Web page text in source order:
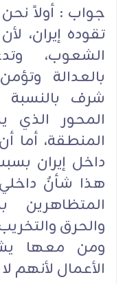
جواب : أولاً
تقوده إيران،
الشعوب،
بالعدالة
شرف بالنسبة
المحور
المنطقة،
داخل إيران
هذا شأنٌ
المتظاهرين
والحرق
ومن معها
الأعمال لأنهم